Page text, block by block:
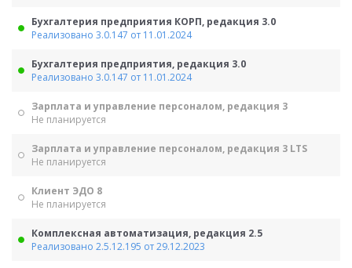
Бухгалтерия предприятия КОРП, редакция 3.0
Реализовано 3.0.147 от 11.01.2024
Бухгалтерия предприятия, редакция 3.0
Реализовано 3.0.147 от 11.01.2024
Зарплата и управление персоналом, редакция 3
Не планируется
Зарплата и управление персоналом, редакция 3 LTS
Не планируется
Клиент ЭДО 8
Не планируется
Комплексная автоматизация, редакция 2.5
Реализовано 2.5.12.195 от 29.12.2023